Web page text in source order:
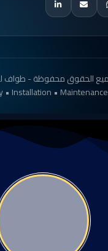
• Installation • Maintenance